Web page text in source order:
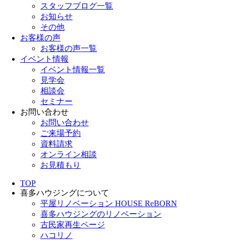
スタッフブログ一覧
お知らせ
その他
お客様の声
お客様の声一覧
イベント情報
イベント情報一覧
見学会
相談会
セミナー
お問い合わせ
お問い合わせ
ご来場予約
資料請求
オンライン相談
お見積もり
TOP
喜多ハウジングについて
平屋リノベーション HOUSE ReBORN
喜多ハウジングのリノベーション
古民家再生ページ
ハコリノ